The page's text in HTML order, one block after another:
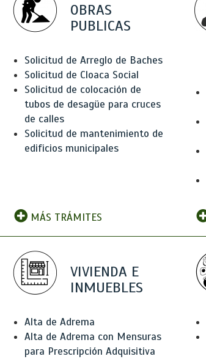
OBRAS
PUBLICAS
Solicitud de Arreglo de Baches
Solicitud de Cloaca Social
Solicitud de colocación de
tubos de desagüe para cruces
de calles
Solicitud de mantenimiento de
edificios municipales
MÁS TRÁMITES
VIVIENDA E
INMUEBLES
Alta de Adrema
Alta de Adrema con Mensuras
para Prescripción Adquisitiva